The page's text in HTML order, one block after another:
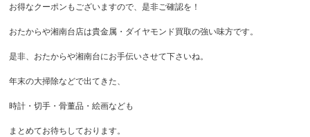
お得なクーポンもございますので、是非ご確認を！
おたからや湘南台店は貴金属・ダイヤモンド買取の強い味方です。
是非、おたからや湘南台にお手伝いさせて下さいね。
年末の大掃除などで出てきた、
時計・切手・骨董品・絵画なども
まとめてお待ちしております。